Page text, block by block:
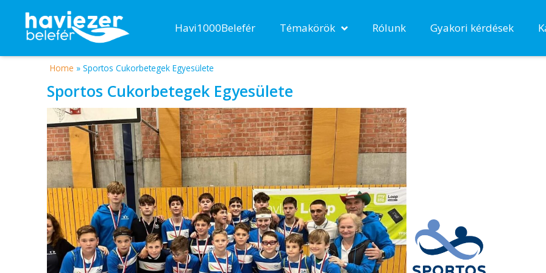
Havi1000Belefér Témakörök Rólunk Gyakori kérdések
Home » Sportos Cukorbetegek Egyesülete
Sportos Cukorbetegek Egyesülete